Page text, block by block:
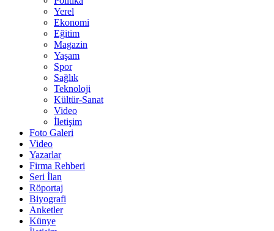
Yerel
Ekonomi
Eğitim
Magazin
Yaşam
Spor
Sağlık
Teknoloji
Kültür-Sanat
Video
İletişim
Foto Galeri
Video
Yazarlar
Firma Rehberi
Seri İlan
Röportaj
Biyografi
Anketler
Künye